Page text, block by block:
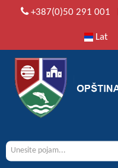
+387(0)50 291 001
Lat